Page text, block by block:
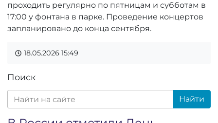
проходить регулярно по пятницам и субботам в
17:00 у фонтана в парке. Проведение концертов
запланировано до конца сентября.
18.05.2026 15:49
Поиск
Найти